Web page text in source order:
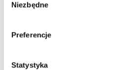
zgody
Niezbędne
Preferencje
Statystyka
7 komentarzy do